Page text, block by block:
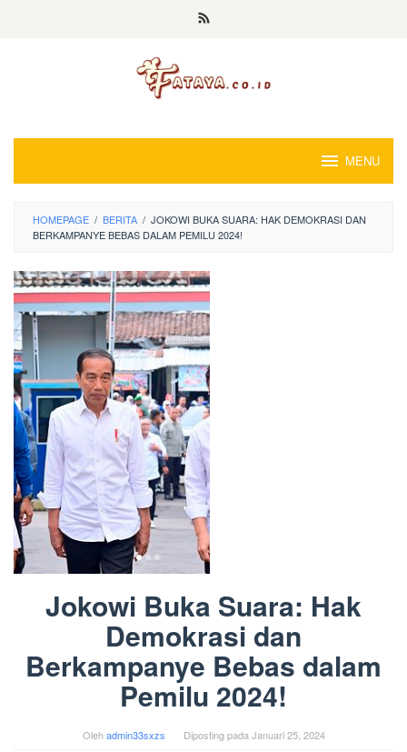
MENU
HOMEPAGE / BERITA / JOKOWI BUKA SUARA: HAK DEMOKRASI DAN
BERKAMPANYE BEBAS DALAM PEMILU 2024!
Jokowi Buka Suara: Hak
Demokrasi dan
Berkampanye Bebas dalam
Pemilu 2024!
Olehadmin33sxzs Diposting pada Januari 25, 2024